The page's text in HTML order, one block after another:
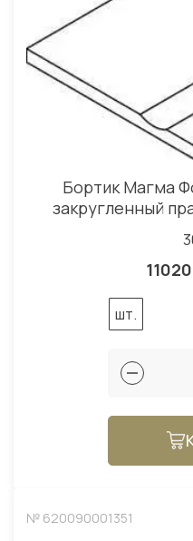
Бортик Магма
закругленный
шт.
№ 620090001351